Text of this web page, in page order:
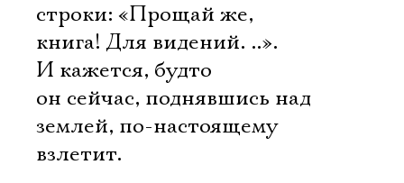
строки: «Прощай же,
книга! Для видений. ..».
И кажется, будто
он сейчас, поднявшись над
землей, по-настоящему
взлетит.